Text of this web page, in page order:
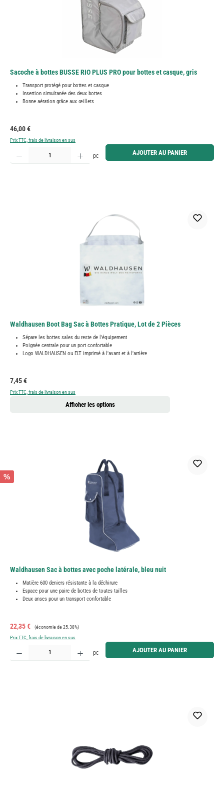
Sacoche à bottes BUSSE RIO PLUS PRO pour bottes et casque, gris
Transport protégé pour bottes et casque
Insertion simultanée des deux bottes
Bonne aération grâce aux œillets
Prix régulier :
46,00 €
Prix TTC, frais de livraison en sus
Quantité de produit : Entrez la quantité souhaitée ou utilisez les boutons pour augmenter ou
pc AJOUTER AU PANIER
Waldhausen Boot Bag Sac à Bottes Pratique, Lot de 2 Pièces
Sépare les bottes sales du reste de l'équipement
Poignée centrale pour un port confortable
Logo WALDHAUSEN ou ELT imprimé à l'avant et à l'arrière
Prix régulier :
7,45 €
Prix TTC, frais de livraison en sus
Afficher les options
%
Waldhausen Sac à bottes avec poche latérale, bleu nuit
Matière 600 deniers résistante à la déchirure
Espace pour une paire de bottes de toutes tailles
Deux anses pour un transport confortable
Prix de vente :
22,35 € Prix régulier :
(économie de 25.38%)
Prix TTC, frais de livraison en sus
Quantité de produit : Entrez la quantité souhaitée ou utilisez les boutons pour augmenter ou
pc AJOUTER AU PANIER